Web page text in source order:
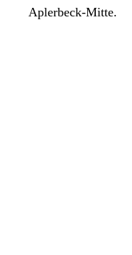
Aplerbeck-Mitte.